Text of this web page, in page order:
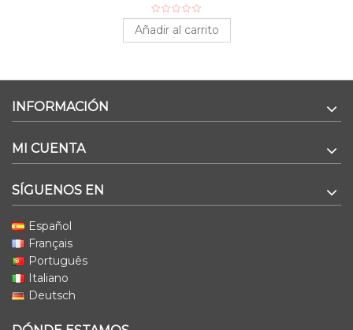
Añadir al carrito
INFORMACIÓN
MI CUENTA
SÍGUENOS EN
Español
Français
Português
Italiano
Deutsch